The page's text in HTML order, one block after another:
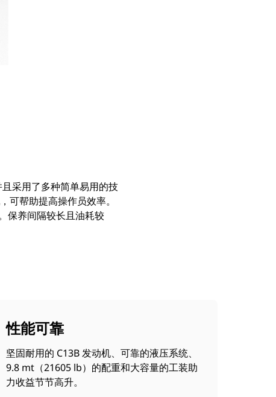
采用了多种简单易用的技
帮助提高操作员效率。
保养间隔较长且油耗较
性能可靠
坚固耐用的 C13B 发动机、可靠的液压系统、
9.8 mt（21605 lb）的配重和大容量的工装助
力收益节节高升。